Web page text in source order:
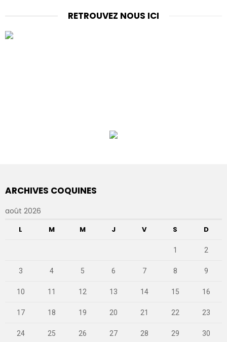
RETROUVEZ NOUS ICI
ARCHIVES COQUINES
août 2026
L M M J V S D
1 2
3 4 5 6 7 8 9
10 11 12 13 14 15 16
17 18 19 20 21 22 23
24 25 26 27 28 29 30